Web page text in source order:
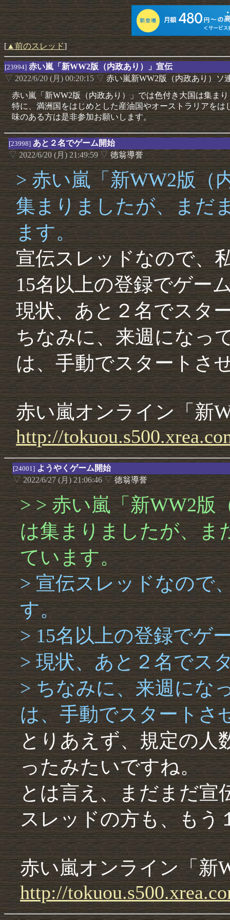
[▲前のスレッド]
[23994] 赤い嵐「新WW2版（内政あり）」宣伝
▽ 2022/6/20 (月) 00:20:15▽ 赤い嵐新WW2版（内政あり）ソ
赤い嵐「新WW2版（内政あり）」では色付き大国は集ま
特に、満洲国をはじめとした産油国やオーストラリアを
味のある方は是非参加お願いします。
[23998] あと２名でゲーム開始
▽ 2022/6/20 (月) 21:49:59 ▽徳翁導誉
> 赤い嵐「新WW2版（
集まりましたが、まだ
ます。
宣伝スレッドなので、
15名以上の登録でゲー
現状、あと２名でスタ
ちなみに、来週になっ
は、手動でスタートさ
赤い嵐オンライン「新
http://tokuou.s500.xrea.
[24001] ようやくゲーム開始
▽2022/6/27 (月) 21:06:46▽ 徳翁導誉
> > 赤い嵐「新WW2版
は集まりましたが、ま
ています。
> 宣伝スレッドなので
す。
> 15名以上の登録でゲ
> 現状、あと２名でス
> ちなみに、来週にな
は、手動でスタートさ
とりあえず、規定の人
ったみたいですね。
とは言え、まだまだ宣
スレッドの方も、もう
赤い嵐オンライン「新
http://tokuou.s500.xrea.